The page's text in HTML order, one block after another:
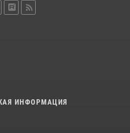
ИНФОРМАЦИЯ